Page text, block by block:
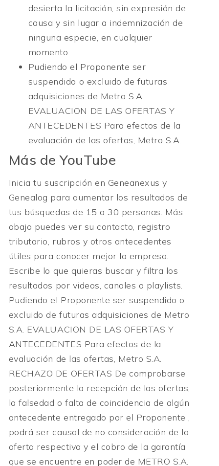
desierta la licitación, sin expresión de
causa y sin lugar a indemnización de
ninguna especie, en cualquier
momento.
Pudiendo el Proponente ser
suspendido o excluido de futuras
adquisiciones de Metro S.A.
EVALUACION DE LAS OFERTAS Y
ANTECEDENTES Para efectos de la
evaluación de las ofertas, Metro S.A.
Más de YouTube
Inicia tu suscripción en Geneanexus y
Genealog para aumentar los resultados de
tus búsquedas de 15 a 30 personas. Más
abajo puedes ver su contacto, registro
tributario, rubros y otros antecedentes
útiles para conocer mejor la empresa.
Escribe lo que quieras buscar y filtra los
resultados por videos, canales o playlists.
Pudiendo el Proponente ser suspendido o
excluido de futuras adquisiciones de Metro
S.A. EVALUACION DE LAS OFERTAS Y
ANTECEDENTES Para efectos de la
evaluación de las ofertas, Metro S.A.
RECHAZO DE OFERTAS De comprobarse
posteriormente la recepción de las ofertas,
la falsedad o falta de coincidencia de algún
antecedente entregado por el Proponente ,
podrá ser causal de no consideración de la
oferta respectiva y el cobro de la garantía
que se encuentre en poder de METRO S.A.